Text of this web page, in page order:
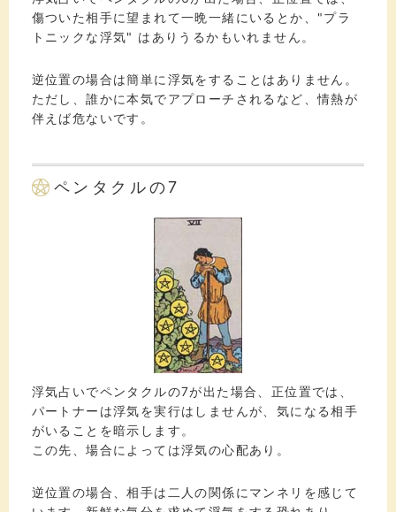
傷ついた相手に望まれて一晩一緒にいるとか、"プラ
トニックな浮気" はありうるかもいれません。
逆位置の場合は簡単に浮気をすることはありません。
ただし、誰かに本気でアプローチされるなど、情熱が
伴えば危ないです。
ペンタクルの7
浮気占いでペンタクルの7が出た場合、正位置では、
パートナーは浮気を実行はしませんが、気になる相手
がいることを暗示します。
この先、場合によっては浮気の心配あり。
逆位置の場合、相手は二人の関係にマンネリを感じて